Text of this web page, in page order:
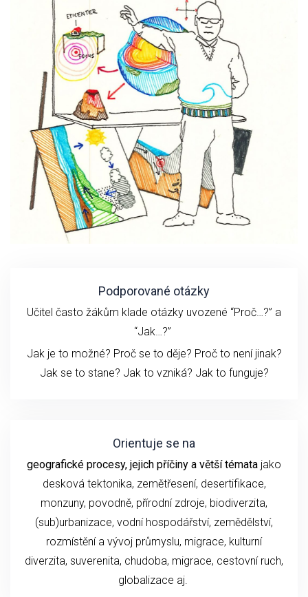
Podporované otázky
Učitel často žákům klade otázky uvozené “Proč…?” a
“Jak…?”
Jak je to možné? Proč se to děje? Proč to není jinak?
Jak se to stane? Jak to vzniká? Jak to funguje?
Orientuje se na
geografické procesy, jejich příčiny a větší témata jako
desková tektonika, zemětřesení, desertifikace,
monzuny, povodně, přírodní zdroje, biodiverzita,
(sub)urbanizace, vodní hospodářství, zemědělství,
rozmístění a vývoj průmyslu, migrace, kulturní
diverzita, suverenita, chudoba, migrace, cestovní ruch,
globalizace aj.